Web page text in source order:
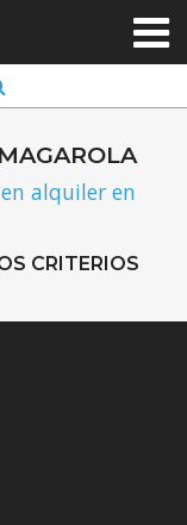
alquiler en
CRITERIOS